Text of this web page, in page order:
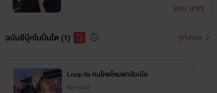
399 บาท
ฉบับอีบุ๊กในปิ่นโต (1) ดูทั้งหมด
Loop tie คนโหดโหมดกลัวเมีย
Fairydark